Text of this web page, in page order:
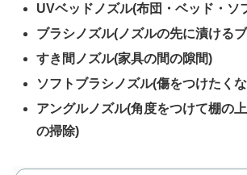
UVベッドノズル(布団・ベッド・ソ
ブラシノズル(ノズルの先に漬ける
すき間ノズル(家具の間の隙間)
ソフトブラシノズル(傷をつけたく
アングルノズル(角度をつけて棚の
の掃除)